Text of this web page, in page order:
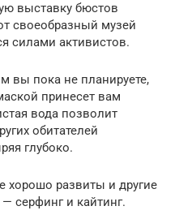
выставку бюстов
своеобразный музей
силами активистов.
вы пока не планируете,
принесет вам
вода позволит
обитателей
глубоко.
хорошо развиты и другие
серфинг и кайтинг.